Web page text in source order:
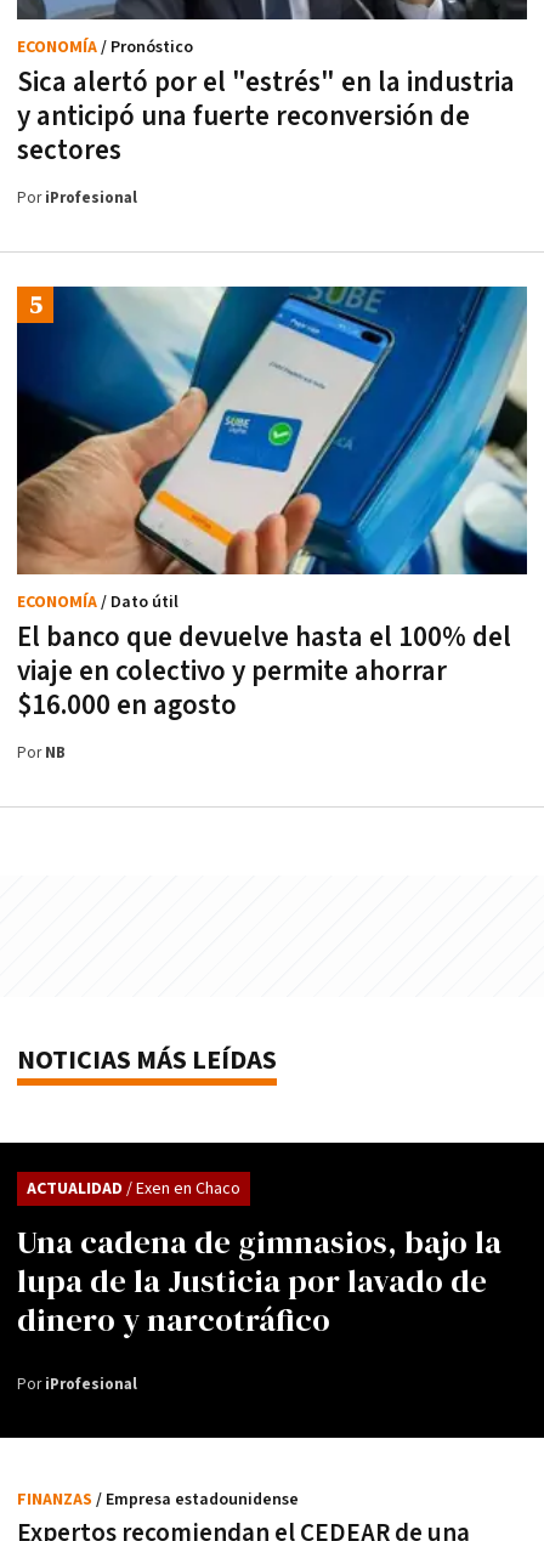
Sica alertó por el "estrés" en la industria
y anticipó una fuerte reconversión de
sectores
ECONOMÍA/ Pronóstico
PoriProfesional
El banco que devuelve hasta el 100% del
viaje en colectivo y permite ahorrar
$16.000 en agosto
ECONOMÍA/ Dato útil
PorNB
NOTICIAS MÁS LEÍDAS
Una cadena de gimnasios, bajo la
lupa de la Justicia por lavado de
dinero y narcotráfico
ACTUALIDAD / Exen en Chaco
PoriProfesional
Expertos recomiendan el CEDEAR de una
FINANZAS / Empresa estadounidense